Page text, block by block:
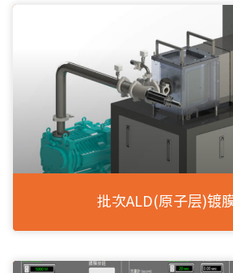
批次ALD(原子层)镀